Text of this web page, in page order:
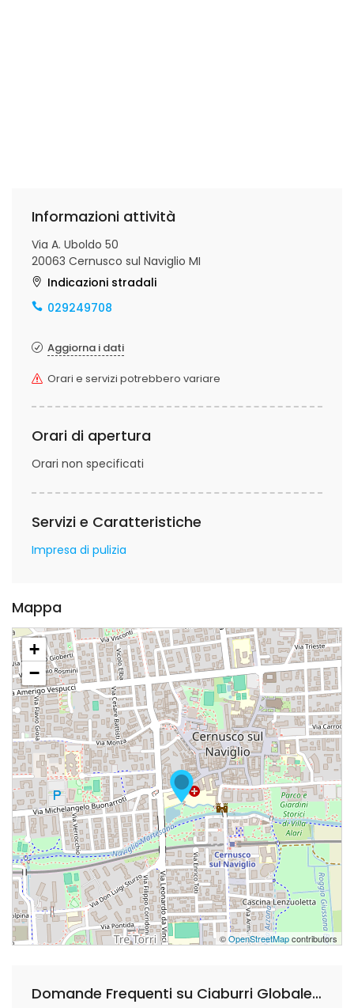
Informazioni attività
Via A. Uboldo 50
20063 Cernusco sul Naviglio MI
Indicazioni stradali
029249708
Aggiorna i dati
Orari e servizi potrebbero variare
Orari di apertura
Orari non specificati
Servizi e Caratteristiche
Impresa di pulizia
Mappa
+
−
©OpenStreetMapcontributors
Domande Frequenti su Ciaburri Globale Service S.r.l.